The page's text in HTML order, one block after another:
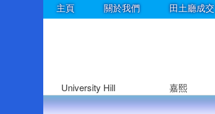
主頁 關於我們 田土廳成交
University Hill 嘉熙